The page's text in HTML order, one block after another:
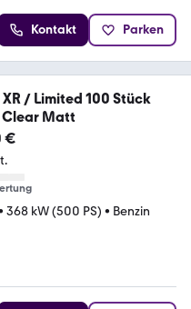
Kontakt Parken
XR / Limited 100 Stück
Matt
€
368 kW (500 PS) • Benzin